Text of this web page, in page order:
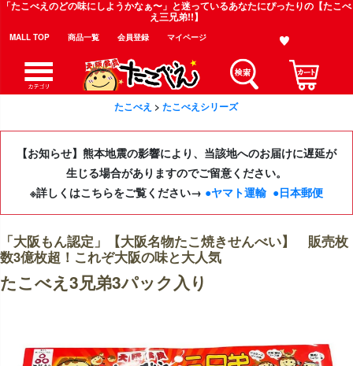
「たこべえのどの味にしようかなぁ〜」と迷っているあなたにぴったりの【たこべ
え三兄弟!!】
MALL TOP 商品一覧 会員登録 マイページ
たこべえ たこべえシリーズ
【お知らせ】熊本地震の影響により、当該地へのお届けに遅延が
生じる場合がありますのでご留意ください。
※詳しくはこちらをご覧ください→ ●ヤマト運輸 ●日本郵便
「大阪もん認定」【大阪名物たこ焼きせんべい】 販売枚
数3億枚超！これぞ大阪の味と大人気
たこべえ3兄弟3パック入り